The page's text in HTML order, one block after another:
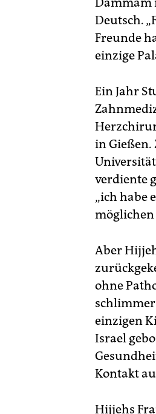
Deutsch.
Freunde
einzige
Ein Jahr
in
verdiente
„ich habe
möglichen
Aber
ohne
einzigen
Israel
Kontakt
Hijjehs